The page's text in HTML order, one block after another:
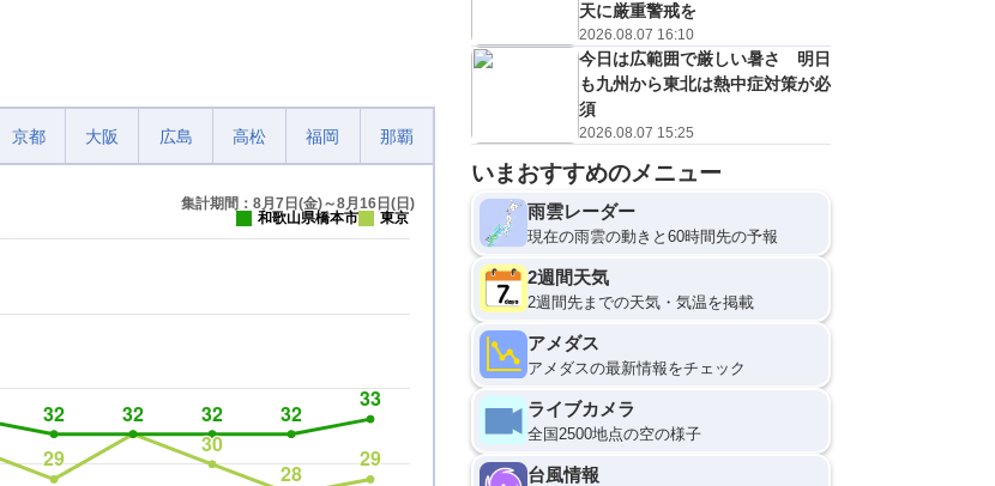
京都 大阪 広島 高松 福岡 那覇
集計期間：8月7日(金)～8月16日(日)
和歌山県橋本市
東京
天に厳重警戒を
2026.08.07 16:10
今日は広範囲で厳しい暑さ 明日
も九州から東北は熱中症対策が必
須
2026.08.07 15:25
いまおすすめのメニュー
雨雲レーダー
現在の雨雲の動きと60時間先の予報
2週間天気
2週間先までの天気・気温を掲載
アメダス
アメダスの最新情報をチェック
ライブカメラ
全国2500地点の空の様子
台風情報